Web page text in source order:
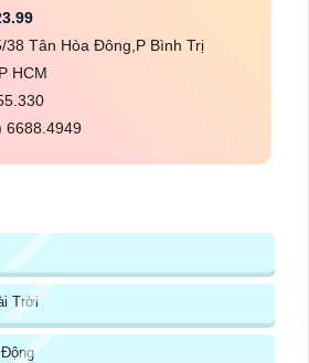
38 Tân Hòa Đông,P Bình Trị
HCM
6688.4949
Trời